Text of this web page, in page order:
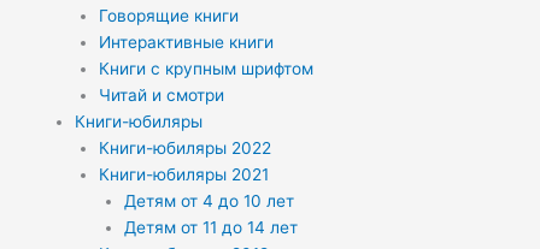
Говорящие книги
Интерактивные книги
Книги с крупным шрифтом
Читай и смотри
Книги-юбиляры
Книги-юбиляры 2022
Книги-юбиляры 2021
Детям от 4 до 10 лет
Детям от 11 до 14 лет